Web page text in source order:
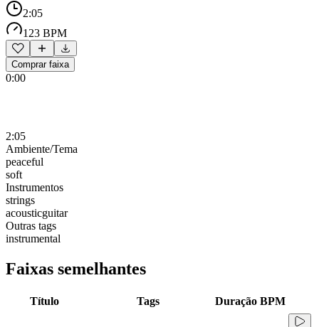
2:05
123 BPM
Comprar faixa
0:00
2:05
Ambiente/Tema
peaceful
soft
Instrumentos
strings
acousticguitar
Outras tags
instrumental
Faixas semelhantes
Título Tags Duração BPM